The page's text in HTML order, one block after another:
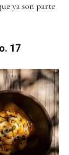
ya son parte
17